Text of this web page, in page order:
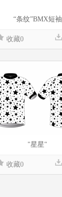
“条纹”BMX短袖
收藏0
"星星"
收藏0